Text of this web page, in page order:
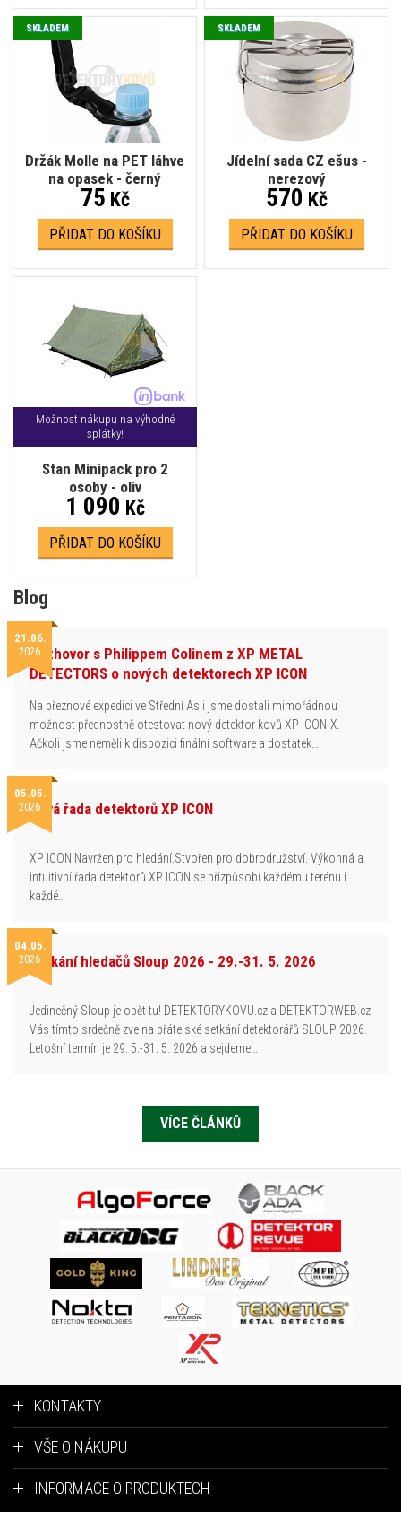
Držák Molle na PET láhve
na opasek - černý
SKLADEM
75 Kč
PŘIDAT DO KOŠÍKU
Jídelní sada CZ ešus -
nerezový
SKLADEM
570 Kč
PŘIDAT DO KOŠÍKU
Možnost nákupu na výhodné
splátky!
Stan Minipack pro 2
osoby - oliv
1 090 Kč
PŘIDAT DO KOŠÍKU
Blog
21.06.
2026Rozhovor s Philippem Colinem z XP METAL
DETECTORS o nových detektorech XP ICON
Na březnové expedici ve Střední Asii jsme dostali mimořádnou
možnost přednostně otestovat nový detektor kovů XP ICON-X.
Ačkoli jsme neměli k dispozici finální software a dostatek…
05.05.
2026Nová řada detektorů XP ICON
XP ICON Navržen pro hledání.Stvořen pro dobrodružství. Výkonná a
intuitivní řada detektorů XP ICON se přizpůsobí každému terénu i
každé…
04.05.
2026Setkání hledačů Sloup 2026 - 29.-31. 5. 2026
Jedinečný Sloup je opět tu! DETEKTORYKOVU.cz a DETEKTORWEB.cz
Vás tímto srdečně zve na přátelské setkání detektorářů SLOUP 2026.
Letošní termín je 29. 5.-31. 5. 2026 a sejdeme…
VÍCE ČLÁNKŮ
KONTAKTY
VŠE O NÁKUPU
INFORMACE O PRODUKTECH